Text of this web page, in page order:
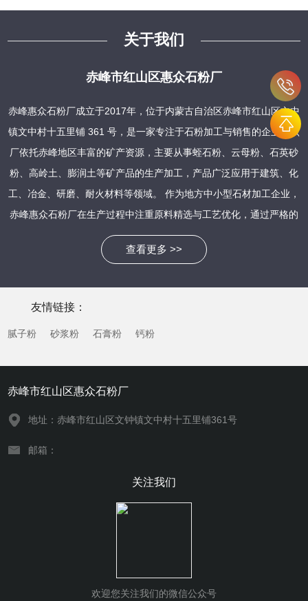
关于我们
赤峰市红山区惠众石粉厂
赤峰惠众石粉厂成立于2017年，位于内蒙古自治区赤峰市红山区文中
镇文中村十五里铺 361 号，是一家专注于石粉加工与销售的企业。该
厂依托赤峰地区丰富的矿产资源，主要从事蛭石粉、云母粉、石英砂
粉、高岭土、膨润土等矿产品的生产加工，产品广泛应用于建筑、化
工、冶金、研磨、耐火材料等领域。 作为地方中小型石材加工企业，
赤峰惠众石粉厂在生产过程中注重原料精选与工艺优化，通过严格的
质量管控确保产品稳定性。其石粉产品具有粒度均匀、纯度高、活性
强等特点，能够满足不同行业客户的需求，例如作为建筑材料中的填
查看更多 >>
友情链接：
腻子粉 砂浆粉 石膏粉 钙粉
赤峰市红山区惠众石粉厂
地址：赤峰市红山区文钟镇文中村十五里铺361号
邮箱：
关注我们
欢迎您关注我们的微信公众号